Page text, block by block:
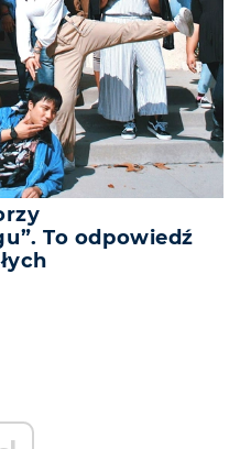
To odpowiedź